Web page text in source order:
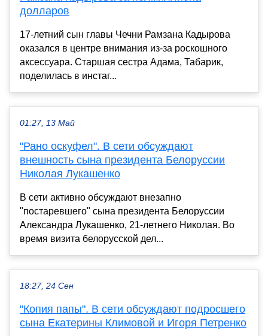
долларов
17-летний сын главы Чечни Рамзана Кадырова
оказался в центре внимания из-за роскошного
аксессуара. Старшая сестра Адама, Табарик,
поделилась в инстаг...
01:27, 13 Май
"Рано оскуфел". В сети обсуждают
внешность сына президента Белоруссии
Николая Лукашенко
В сети активно обсуждают внезапно
"постаревшего" сына президента Белоруссии
Александра Лукашенко, 21-летнего Николая. Во
время визита белорусской дел...
18:27, 24 Сен
"Копия папы". В сети обсуждают подросшего
сына Екатерины Климовой и Игоря Петренко